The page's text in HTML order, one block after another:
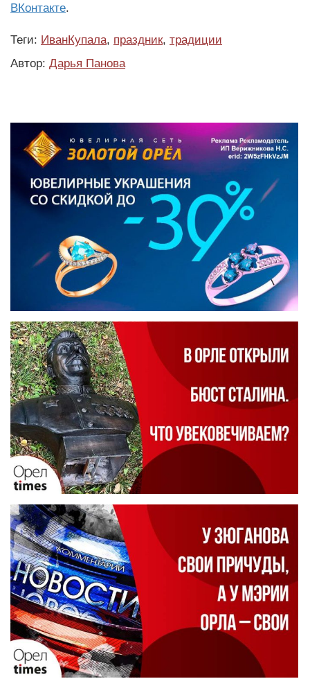
ВКонтакте.
Теги: ИванКупала, праздник, традиции
Автор: Дарья Панова